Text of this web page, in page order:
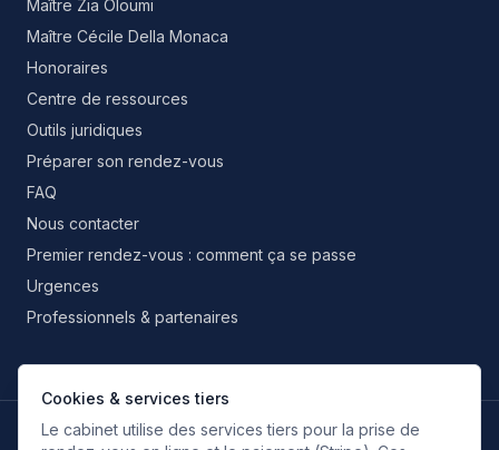
Cookies & services tiers
Le cabinet utilise des services tiers pour la prise de
Maître Zia Oloumi
Maître Cécile Della Monaca
Honoraires
Centre de ressources
Outils juridiques
Préparer son rendez-vous
FAQ
Nous contacter
Premier rendez-vous : comment ça se passe
Urgences
Professionnels & partenaires
LANGUES DE TRAVAIL